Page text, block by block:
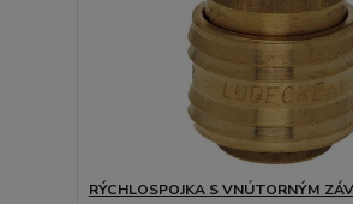
RÝCHLOSPOJKA S VNÚTORNÝM